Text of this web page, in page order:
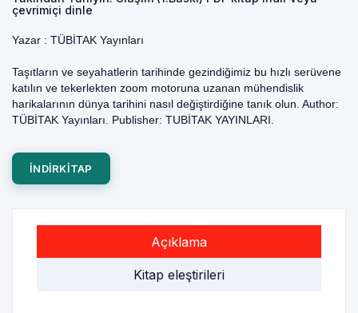
çevrimiçi dinle
Yazar : TÜBİTAK Yayınları
Taşıtların ve seyahatlerin tarihinde gezindiğimiz bu hızlı serüvene
katılın ve tekerlekten zoom motoruna uzanan mühendislik
harikalarının dünya tarihini nasıl değiştirdiğine tanık olun. Author:
TÜBİTAK Yayınları. Publisher: TUBİTAK YAYINLARI.
INDIRKITAP
Açıklama
Kitap eleştirileri